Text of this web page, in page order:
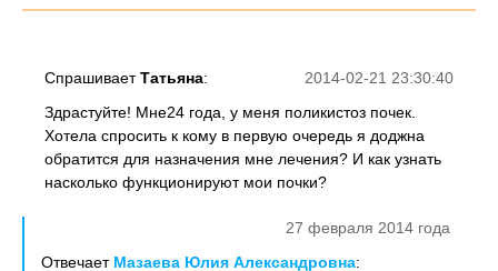
2014-02-21 23:30:40
СпрашиваетТатьяна:
Здрастуйте! Мне24 года, у меня поликистоз почек.
Хотела спросить к кому в первую очередь я доджна
обратится для назначения мне лечения? И как узнать
насколько функционируют мои почки?
27 февраля 2014 года
Отвечает Мазаева Юлия Александровна: